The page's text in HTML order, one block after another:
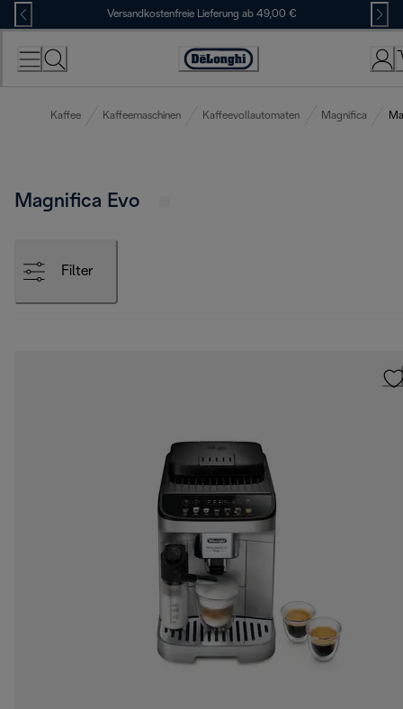
Skip
to
Content
Versandkostenfreie Lieferung ab 49,00 €
Erklärung
Zugänglichkeit
Kaffee Kaffeemaschinen Kaffeevollautomaten Magnifica
Magnifica Evo
Filter